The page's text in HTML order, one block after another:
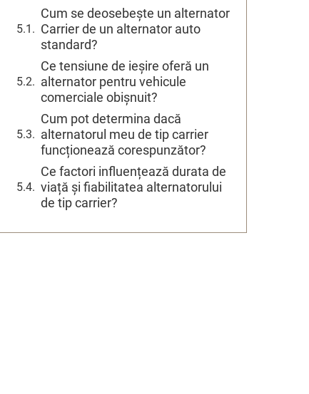
Cum se deosebește un alternator
Carrier de un alternator auto
standard?
Ce tensiune de ieșire oferă un
alternator pentru vehicule
comerciale obișnuit?
Cum pot determina dacă
alternatorul meu de tip carrier
funcționează corespunzător?
Ce factori influențează durata de
viață și fiabilitatea alternatorului
de tip carrier?